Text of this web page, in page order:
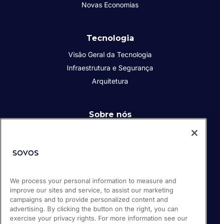
Novas Economias
Tecnologia
Visão Geral da Tecnologia
Infraestrutura e Segurança
Arquitetura
Sobre nós
Parceiros
EU2020 Project Information
We process your personal information to measure and
improve our sites and service, to assist our marketing
campaigns and to provide personalized content and
advertising. By clicking the button on the right, you can
exercise your privacy rights. For more information see our